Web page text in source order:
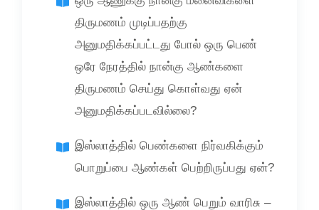
திருமணம் முடிப்பதற்கு
அனுமதிக்கப்பட்டது போல் ஒரு பெண்
ஒரே நேரத்தில் நான்கு ஆண்களை
திருமணம் செய்து கொள்வது ஏன்
அனுமதிக்கப்படவில்லை?
இஸ்லாத்தில் பெண்களை நிர்வகிக்கும்
பொறுப்பை ஆண்கள் பெற்றிருப்பது ஏன்?
இஸ்லாத்தில் ஒரு ஆண் பெறும் வாரிசு –